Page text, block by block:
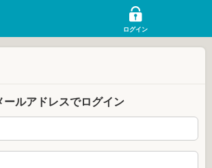
ログイン
ールアドレスでログイン